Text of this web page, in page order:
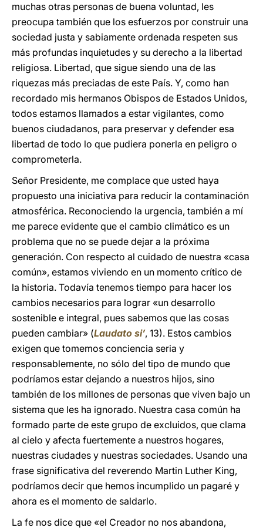
muchas otras personas de buena voluntad, les
preocupa también que los esfuerzos por construir una
sociedad justa y sabiamente ordenada respeten sus
más profundas inquietudes y su derecho a la libertad
religiosa. Libertad, que sigue siendo una de las
riquezas más preciadas de este País. Y, como han
recordado mis hermanos Obispos de Estados Unidos,
todos estamos llamados a estar vigilantes, como
buenos ciudadanos, para preservar y defender esa
libertad de todo lo que pudiera ponerla en peligro o
comprometerla.
Señor Presidente, me complace que usted haya
propuesto una iniciativa para reducir la contaminación
atmosférica. Reconociendo la urgencia, también a mí
me parece evidente que el cambio climático es un
problema que no se puede dejar a la próxima
generación. Con respecto al cuidado de nuestra «casa
común», estamos viviendo en un momento crítico de
la historia. Todavía tenemos tiempo para hacer los
cambios necesarios para lograr «un desarrollo
sostenible e integral, pues sabemos que las cosas
pueden cambiar» (Laudato si’, 13). Estos cambios
exigen que tomemos conciencia seria y
responsablemente, no sólo del tipo de mundo que
podríamos estar dejando a nuestros hijos, sino
también de los millones de personas que viven bajo un
sistema que les ha ignorado. Nuestra casa común ha
formado parte de este grupo de excluidos, que clama
al cielo y afecta fuertemente a nuestros hogares,
nuestras ciudades y nuestras sociedades. Usando una
frase significativa del reverendo Martin Luther King,
podríamos decir que hemos incumplido un pagaré y
ahora es el momento de saldarlo.
La fe nos dice que «el Creador no nos abandona,